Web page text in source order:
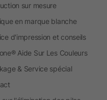
sur mesure
en marque blanche
d'impression et conseils
Aide Sur Les Couleurs
& Service spécial